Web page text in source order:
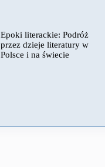
Epoki literackie: Podróż
przez dzieje literatury w
Polsce i na świecie